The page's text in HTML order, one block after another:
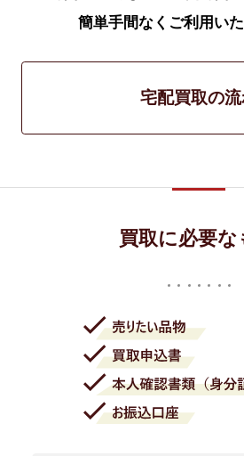
簡単手間なくご利用いた
宅配買取の
買取に必要な